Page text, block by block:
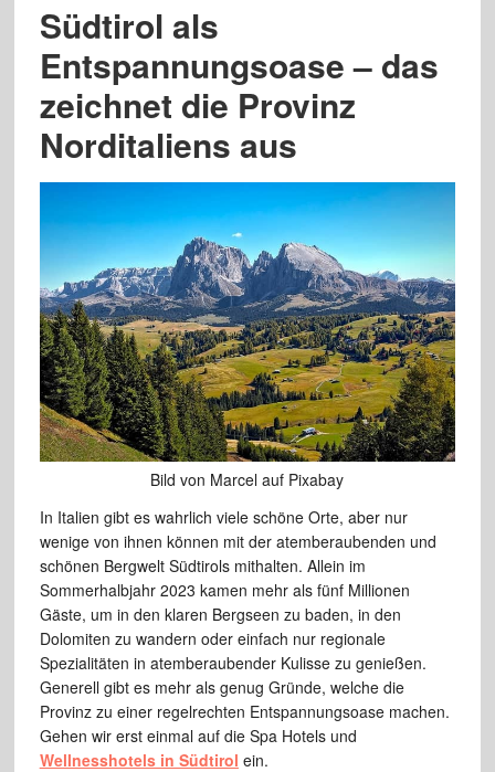
Südtirol als
Entspannungsoase – das
zeichnet die Provinz
Norditaliens aus
Bild von Marcel auf Pixabay
In Italien gibt es wahrlich viele schöne Orte, aber nur
wenige von ihnen können mit der atemberaubenden und
schönen Bergwelt Südtirols mithalten. Allein im
Sommerhalbjahr 2023 kamen mehr als fünf Millionen
Gäste, um in den klaren Bergseen zu baden, in den
Dolomiten zu wandern oder einfach nur regionale
Spezialitäten in atemberaubender Kulisse zu genießen.
Generell gibt es mehr als genug Gründe, welche die
Provinz zu einer regelrechten Entspannungsoase machen.
Gehen wir erst einmal auf die Spa Hotels und
Wellnesshotels in Südtirol ein.